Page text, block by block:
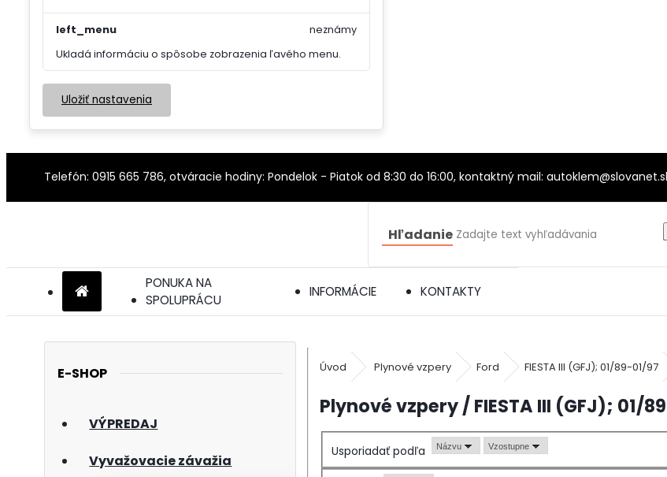
left_menu
Ukladá informáciu o spôsobe zobrazenia ľavého menu.
neznámy
Uložiť nastavenia
Telefón: 0915 665 786, otváracie hodiny: Pondelok - Piatok od 8:30 do 16:00, kontaktný mail:
PONUKA NA
SPOLUPRÁCU
INFORMÁCIE KONTAKTY
Hľadanie
E-SHOP
VÝPREDAJ
Vyvažovacie závažia
Úvod Plynové vzpery Ford FIESTA III (GFJ); 01/89-01/97
Plynové vzpery / FIESTA III (GFJ); 01/
Usporiadať podľa Názvu Vzostupne